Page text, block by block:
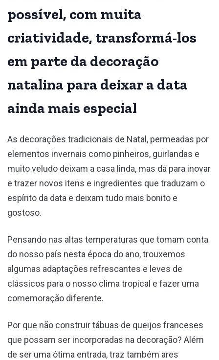
possível, com muita
criatividade, transformá-los
em parte da decoração
natalina para deixar a data
ainda mais especial
As decorações tradicionais de Natal, permeadas por
elementos invernais como pinheiros, guirlandas e
muito veludo deixam a casa linda, mas dá para inovar
e trazer novos itens e ingredientes que traduzam o
espírito da data e deixam tudo mais bonito e
gostoso.
Pensando nas altas temperaturas que tomam conta
do nosso país nesta época do ano, trouxemos
algumas adaptações refrescantes e leves de
clássicos para o nosso clima tropical e fazer uma
comemoração diferente.
Por que não construir tábuas de queijos franceses
que possam ser incorporadas na decoração? Além
de ser uma ótima entrada, traz também ares